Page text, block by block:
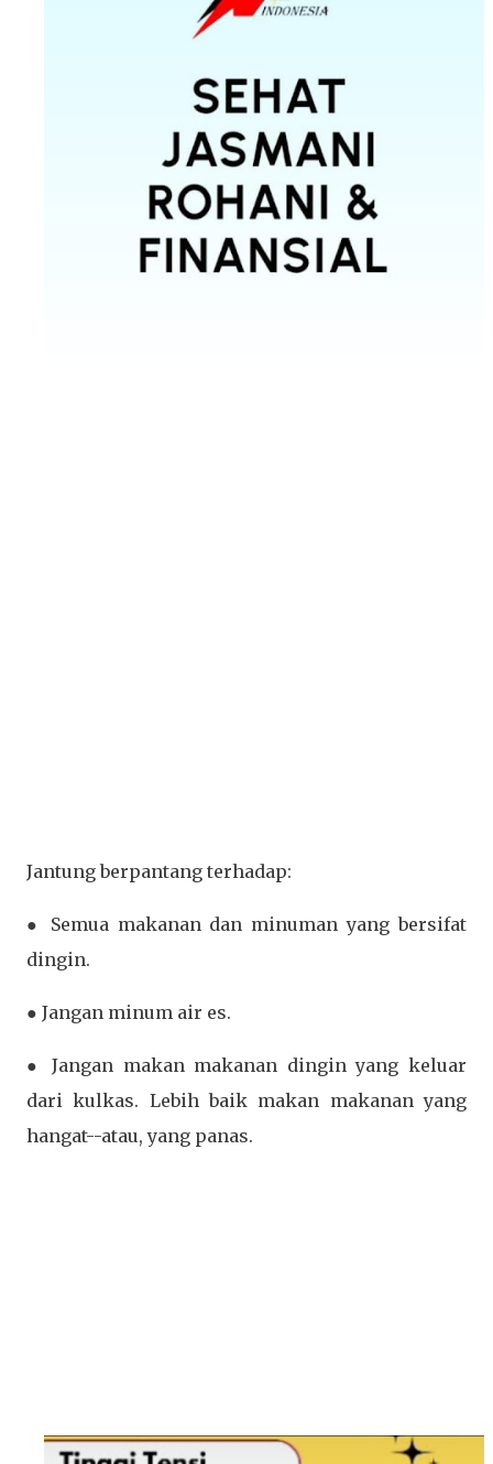
Jantung berpantang terhadap:
● Semua makanan dan minuman yang bersifat
dingin.
● Jangan minum air es.
● Jangan makan makanan dingin yang keluar
dari kulkas. Lebih baik makan makanan yang
hangat--atau, yang panas.